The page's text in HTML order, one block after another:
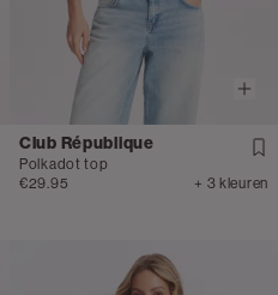
Club République
Polkadot top
€29.95
+ 3 kleuren